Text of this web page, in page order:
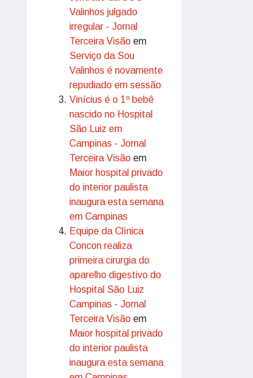
Valinhos julgado
irregular - Jornal
Terceira Visão em
Serviço da Sou
Valinhos é novamente
repudiado em sessão
Vinícius é o 1º bebê
nascido no Hospital
São Luiz em
Campinas - Jornal
Terceira Visão em
Maior hospital privado
do interior paulista
inaugura esta semana
em Campinas
Equipe da Clínica
Concon realiza
primeira cirurgia do
aparelho digestivo do
Hospital São Luiz
Campinas - Jornal
Terceira Visão em
Maior hospital privado
do interior paulista
inaugura esta semana